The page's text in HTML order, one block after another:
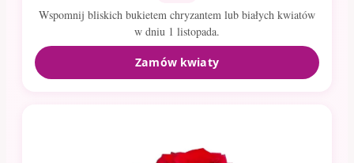
Wspomnij bliskich bukietem chryzantem lub białych kwiatów
w dniu 1 listopada.
Zamów kwiaty